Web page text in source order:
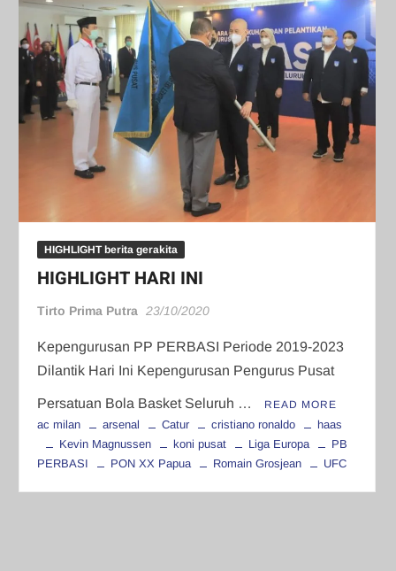
HIGHLIGHT berita gerakita
HIGHLIGHT HARI INI
Tirto Prima Putra 23/10/2020
Kepengurusan PP PERBASI Periode 2019-2023
Dilantik Hari Ini Kepengurusan Pengurus Pusat
Persatuan Bola Basket Seluruh … READ MORE
ac milan arsenal Catur cristiano ronaldo
haas
Kevin Magnussen
koni pusat Liga Europa
PB
PERBASI
PON XX Papua Romain Grosjean UFC